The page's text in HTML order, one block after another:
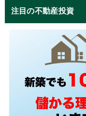
注目の不動産投資